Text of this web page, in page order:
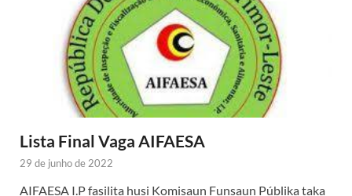
Lista Final Vaga AIFAESA
29 de junho de 2022
AIFAESA I.P fasilita husi Komisaun Funsaun Públika taka